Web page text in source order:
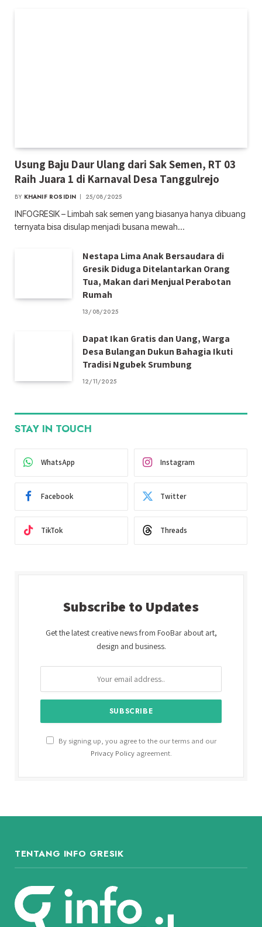
Usung Baju Daur Ulang dari Sak Semen, RT 03
Raih Juara 1 di Karnaval Desa Tanggulrejo
BY KHANIF ROSIDIN 25/08/2025
INFOGRESIK – Limbah sak semen yang biasanya hanya dibuang
ternyata bisa disulap menjadi busana mewah…
Nestapa Lima Anak Bersaudara di
Gresik Diduga Ditelantarkan Orang
Tua, Makan dari Menjual Perabotan
Rumah
13/08/2025
Dapat Ikan Gratis dan Uang, Warga
Desa Bulangan Dukun Bahagia Ikuti
Tradisi Ngubek Srumbung
12/11/2025
STAY IN TOUCH
WhatsApp Instagram
Facebook Twitter
TikTok Threads
Subscribe to Updates
Get the latest creative news from FooBar about art,
design and business.
By signing up, you agree to the our terms and our
Privacy Policyagreement.
TENTANG INFO GRESIK